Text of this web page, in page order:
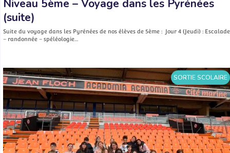
Niveau 5ème – Voyage dans les Pyrénées
(suite)
Suite du voyage dans les Pyrénées de nos élèves de 5ème : Jour 4 (Jeudi) : Escalade
– randonnée – spéléologie…
SORTIE SCOLAIRE